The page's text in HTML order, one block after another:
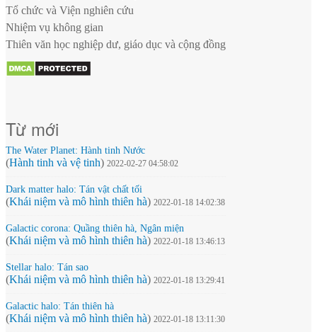
Tổ chức và Viện nghiên cứu
Nhiệm vụ không gian
Thiên văn học nghiệp dư, giáo dục và cộng đồng
Từ mới
The Water Planet: Hành tinh Nước
(Hành tinh và vệ tinh) 2022-02-27 04:58:02
Dark matter halo: Tán vật chất tối
(Khái niệm và mô hình thiên hà) 2022-01-18 14:02:38
Galactic corona: Quầng thiên hà, Ngân miện
(Khái niệm và mô hình thiên hà) 2022-01-18 13:46:13
Stellar halo: Tán sao
(Khái niệm và mô hình thiên hà) 2022-01-18 13:29:41
Galactic halo: Tán thiên hà
(Khái niệm và mô hình thiên hà) 2022-01-18 13:11:30